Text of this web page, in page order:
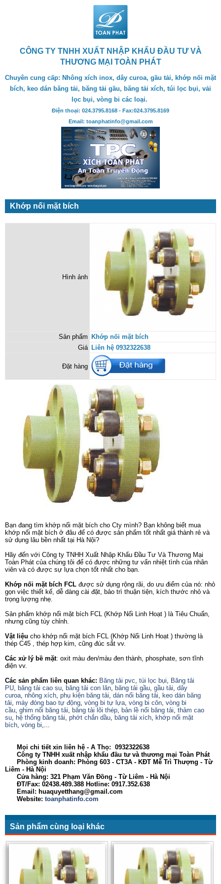
CÔNG TY TNHH XUẤT NHẬP KHẨU ĐẦU TƯ VÀ
THƯƠNG MẠI TOÀN PHÁT
Chuyên cung cấp: Nhông xích inox, dây curoa, gầu tải, khớp nối mặt
bích, keo dán băng tải, băng tải gầu, băng tải xích, túi lọc bụi, vải
lọc bụi, vòng bi các loại.
Điện thoại: 024.3795.8168 - Fax:024.3795.8169
Email: toanphatinfo@gmail.com
Khớp nối mặt bích
Hình ảnh
Sản phẩm
Khớp nối mặt bích
Giá Liên hệ 0932322638
Đặt hàng
Bạn đang tìm khớp nối mặt bích cho Cty mình? Bạn không biết mua
khớp nối mặt bích ở đâu để có được sản phẩm tốt nhất giá thành rẻ và
sử dụng lâu bền nhất tại Hà Nội?
Hãy đến với Công ty TNHH Xuất Nhập Khẩu Đầu Tư Và Thương Mại
Toàn Phát của chúng tôi để có được những tư vấn nhiệt tình của nhân
viên và có được sự lựa chọn tốt nhất cho bạn.
Khớp nối mặt bích FCL được sử dụng rộng rãi, do ưu điểm của nó: nhỏ
gọn việc thiết kế, dễ dàng cài đặt, bảo trì thuận tiện, kích thước nhỏ và
trọng lượng nhẹ.
Sản phẩm khớp nối mặt bích FCL (Khớp Nối Linh Hoạt ) là Tiêu Chuẩn,
nhưng cũng tùy chỉnh.
Vật liệu cho khớp nối mặt bích FCL (Khớp Nối Linh Hoạt ) thường là
thép C45 , thép hợp kim, cũng đúc sắt vv.
Các xử lý bề mặt: oxit màu đen/màu đen thành, phosphate, sơn tĩnh
điện vv.
Các sản phẩm liên quan khác: Băng tải pvc, túi lọc bụi, Băng tải
PU, băng tải cao su, băng tải con lăn, băng tải gầu, gầu tải, dây
curoa, nhông xích, phụ kiện băng tải, dán nối băng tải, keo dán băng
tải, máy đóng bao tự động, vòng bi tự lựa, vòng bi côn, vòng bi
cầu, ghim nối băng tải, băng tải lõi thép, bản lề nối băng tải, thảm cao
su, hệ thống băng tải, phớt chắn dầu, băng tải xích, khớp nối mặt
bích, vòng bi,...
Mọi chi tiết xin liên hệ - A Thọ: 0932322638
Công ty TNHH xuất nhập khẩu đầu tư và thương mại Toàn Phát
Phòng kinh doanh: Phòng 603 - CT3A - KĐT Mễ Trì Thượng - Từ
Liêm - Hà Nội
Cửa hàng: 321 Phạm Văn Đồng - Từ Liêm - Hà Nội
ĐT/Fax: 02438.489.388 Hotline: 0917.352.638
Email: huaquyetthang@gmail.com
Website: toanphatinfo.com
Sản phẩm cùng loại khác